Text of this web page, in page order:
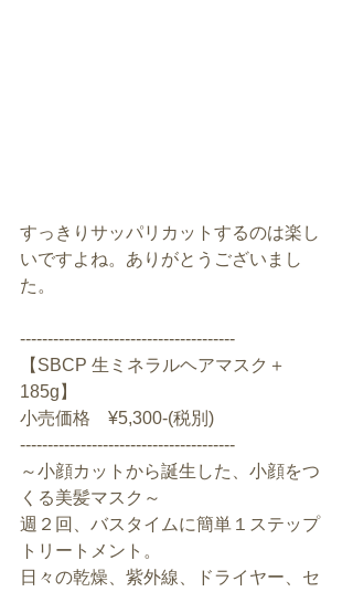
すっきりサッパリカットするのは楽し
いですよね。ありがとうございまし
た。
---------------------------------------
【SBCP 生ミネラルヘアマスク＋
185g】
小売価格　¥5,300-(税別)
---------------------------------------
～小顔カットから誕生した、小顔をつ
くる美髪マスク～
週２回、バスタイムに簡単１ステップ
トリートメント。
日々の乾燥、紫外線、ドライヤー、セ